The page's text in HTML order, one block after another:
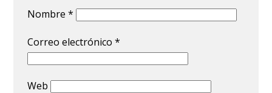
Nombre*
Correo electrónico*
Web